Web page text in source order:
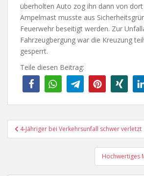
überholten Auto zog ihn dann von
Ampelmast musste aus
Feuerwehr beseitigt werden. Zur
Fahrzeugbergung war die Kreuzung
gesperrt.
Teile diesen Beitrag:
Beitragsnavigation
4-Jähriger bei Verkehrsunfall schwer verletzt
Hochwertiges